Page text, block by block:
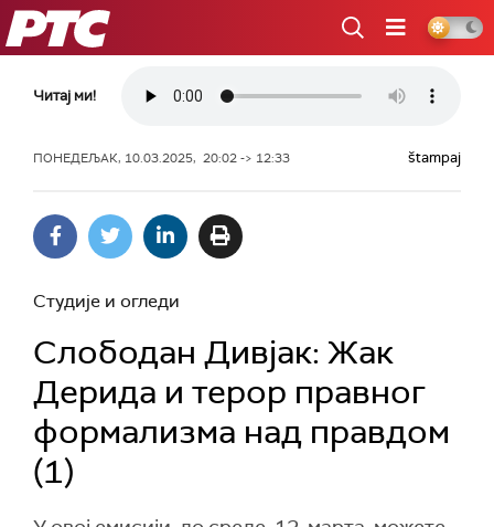
РТС
Читај ми!
ПОНЕДЕЉАК, 10.03.2025, 20:02 -> 12:33 štampaj
Студије и огледи
Слободан Дивјак: Жак
Дерида и терор правног
формализма над правдом
(1)